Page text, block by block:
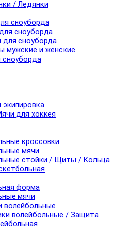
/ Ледянки
сноуборда
сноуборда
для сноуборда
мужские и женские
экипировка
для хоккея
кроссовки
мячи
стойки / Щиты / Кольца
форма
мячи
волейбольные
волейбольные / Защита